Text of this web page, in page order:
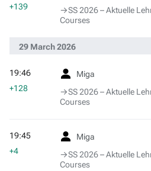
→‎SS 2026 – Aktuelle
Courses
+139
29 March 2026
Miga
→‎SS 2026 – Aktuelle
Courses
19:46
+128
Miga
→‎SS 2026 – Aktuelle
Courses
19:45
+4